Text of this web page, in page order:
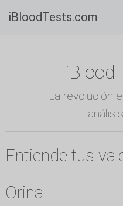
iBloodTests.com
La revolución
Entiende tus
Orina